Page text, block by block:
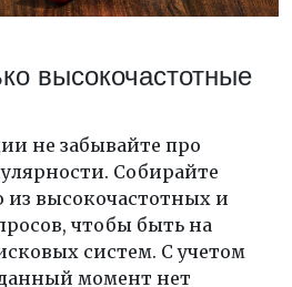
высокочастотные
не забывайте про
Собирайте
из высокочастотных и
чтобы быть на
систем. С учетом
данный момент нет